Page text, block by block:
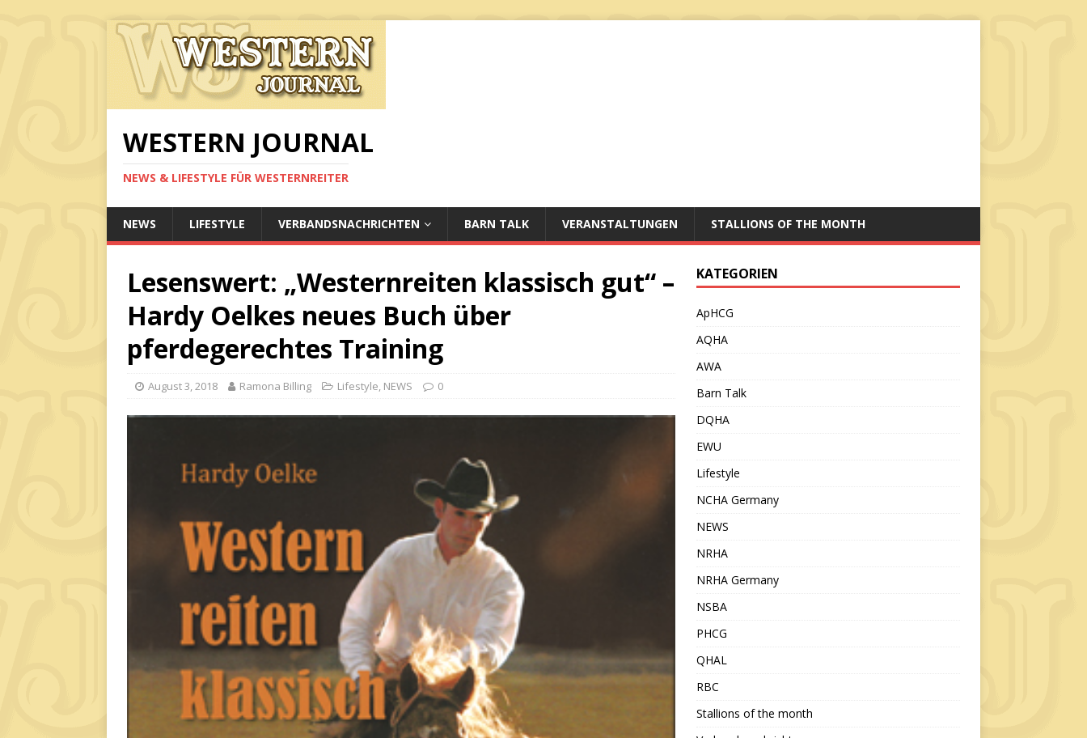
WESTERN JOURNAL
NEWS & LIFESTYLE FÜR WESTERNREITER
NEWS LIFESTYLE VERBANDSNACHRICHTEN BARN TALK VERANSTALTUNGEN STALLIONS OF THE MONTH
Lesenswert: „Westernreiten klassisch gut“ –
Hardy Oelkes neues Buch über
pferdegerechtes Training
August 3, 2018 Ramona Billing Lifestyle, NEWS 0
KATEGORIEN
ApHCG
AQHA
AWA
Barn Talk
DQHA
EWU
Lifestyle
NCHA Germany
NEWS
NRHA
NRHA Germany
NSBA
PHCG
QHAL
RBC
Stallions of the month